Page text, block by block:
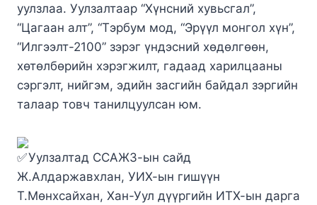
уулзлаа. Уулзалтаар “Хүнсний хувьсгал”,
“Цагаан алт”, “Тэрбум мод, “Эрүүл монгол хүн”,
“Илгээлт-2100” зэрэг үндэсний хөдөлгөөн,
хөтөлбөрийн хэрэгжилт, гадаад харилцааны
сэргэлт, нийгэм, эдийн засгийн байдал зэргийн
талаар товч танилцуулсан юм.
Уулзалтад ССАЖЗ-ын сайд
Ж.Алдаржавхлан, УИХ-ын гишүүн
Т.Мөнхсайхан, Хан-Уул дүүргийн ИТХ-ын дарга